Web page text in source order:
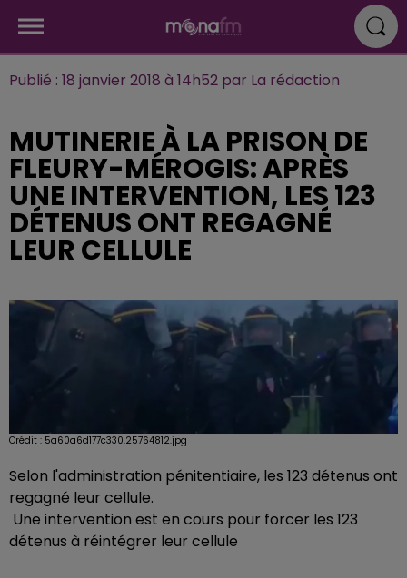
Publié : 18 janvier 2018 à 14h52 par La rédaction
MUTINERIE À LA PRISON DE
FLEURY-MÉROGIS: APRÈS
UNE INTERVENTION, LES 123
DÉTENUS ONT REGAGNÉ
LEUR CELLULE
Crédit : 5a60a6d177c330.25764812.jpg
Selon l'administration pénitentiaire, les 123 détenus ont
regagné leur cellule.
Une intervention est en cours pour forcer les 123
détenus à réintégrer leur cellule